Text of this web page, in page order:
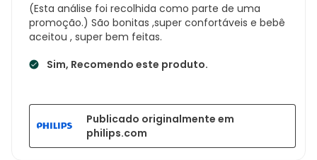
(Esta análise foi recolhida como parte de uma
promoção.) São bonitas ,super confortáveis e bebê
aceitou , super bem feitas.
Sim, Recomendo este produto.
Publicado originalmente em
philips.com